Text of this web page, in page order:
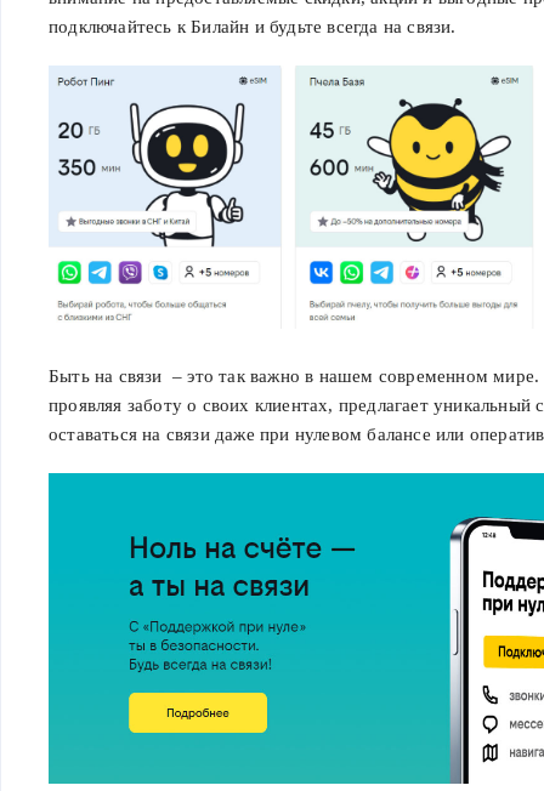
абонентского
расторжении
договора об
оказании услуг
связи билайна,
участие в акции
автоматически
прекращается, а
балансе есть
действующие
бонусные рубли, то
рублей возможно
только после
или срока действия
действующих
(опция «Рубли на
связь по акции»
подключайтесь к Билайн и будьте всегда на связи.
Быть на связи – это так важно в нашем современном
проявляя заботу о своих клиентах, предлагает
оставаться на связи даже при нулевом балансе или